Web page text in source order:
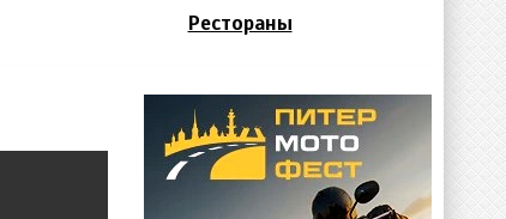
Рестораны